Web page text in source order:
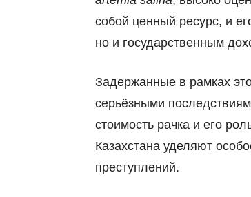
собой ценный ресурс, и
но и государственным
Задержанные в рамках
серьёзными
стоимость рачка и его
Казахстана уделяют
преступлений.